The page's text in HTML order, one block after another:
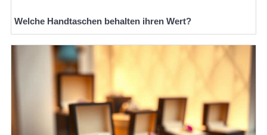
Welche Handtaschen behalten ihren Wert?